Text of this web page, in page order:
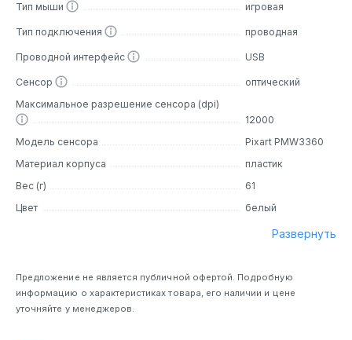
Тип мыши игровая
Тип подключения проводная
Проводной интерфейс USB
Сенсор
оптический
Максимальное разрешение сенсора (dpi)
12000
Модель сенсора
Pixart PMW3360
Материал корпуса
пластик
Вес (г)
61
Цвет
белый
Развернуть
Предложение не является публичной офертой. Подробную
информацию о характеристиках товара, его наличии и цене
уточняйте у менеджеров.